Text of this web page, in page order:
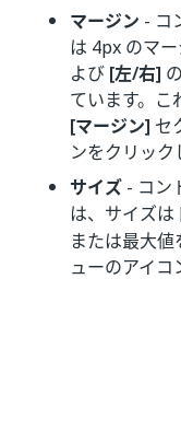
マージン - コ
は 4px のマー
よび [左/右]
ています。こ
[マージン] セ
ンをクリック
サイズ - コン
は、サイズは
または最大
ューのアイコ